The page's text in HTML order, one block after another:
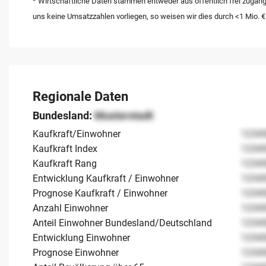
uns keine Umsatzzahlen vorliegen, so weisen wir dies durch <1
Regionale Daten
Bundesland: Musterstadt
Kaufkraft/Einwohner
Kaufkraft Index
Kaufkraft Rang
Entwicklung Kaufkraft / Einwohner
Prognose Kaufkraft / Einwohner
Anzahl Einwohner
Anteil Einwohner Bundesland/Deutschland
Entwicklung Einwohner
Prognose Einwohner